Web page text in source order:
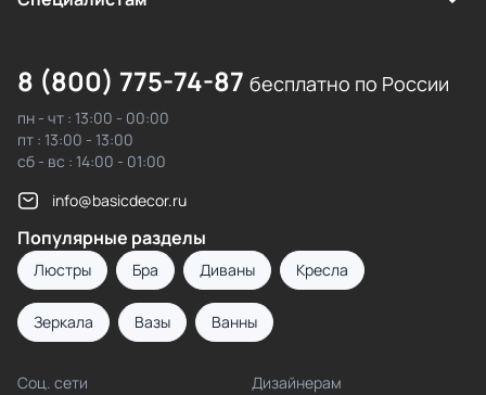
8 (800) 775-74-87 бесплатно по России
пн - чт : 13:00 - 00:00
пт : 13:00 - 13:00
сб - вс : 14:00 - 01:00
info@basicdecor.ru
Популярные разделы
Люстры Бра Диваны Кресла
Зеркала Вазы Ванны
Соц. сети Дизайнерам